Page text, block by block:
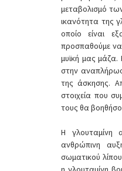
μεταβολισμό
ικανότητα της
οποίο είναι
προσπαθούμε
μυϊκή μας μάζα.
στην
της άσκησης.
στοιχεία που
τους θα
Η γλουταμίνη
ανθρώπινη
σωματικού